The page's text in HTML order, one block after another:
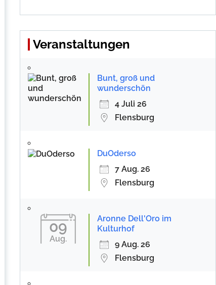
Veranstaltungen
Bunt, groß und
wunderschön
4 Juli 26
Flensburg
DuOderso
7 Aug. 26
Flensburg
09
Aug.
Aronne Dell'Oro im
Kulturhof
9 Aug. 26
Flensburg